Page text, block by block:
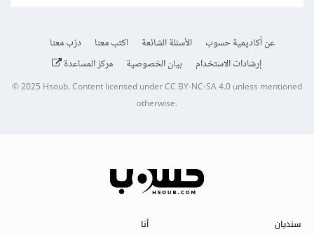
عن أكاديمية حسوب الأسئلة الشائعة اكتب معنا
درّب معنا
إرشادات الاستخدام
بيان الخصوصية مركز المساعدة
© 2025 Hsoub.Content licensed underCC BY-NC-SA 4.0unless mentioned
otherwise.